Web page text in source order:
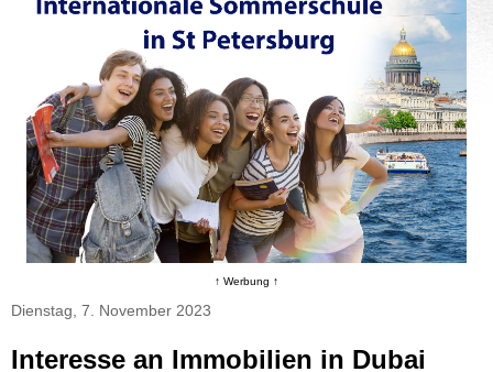
↑ Werbung ↑
Dienstag, 7. November 2023
Interesse an Immobilien in Dubai